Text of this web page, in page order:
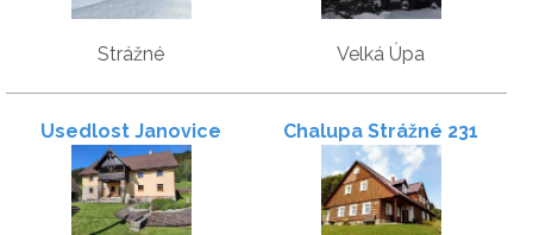
Strážné Velká Úpa
Usedlost Janovice Chalupa Strážné 231